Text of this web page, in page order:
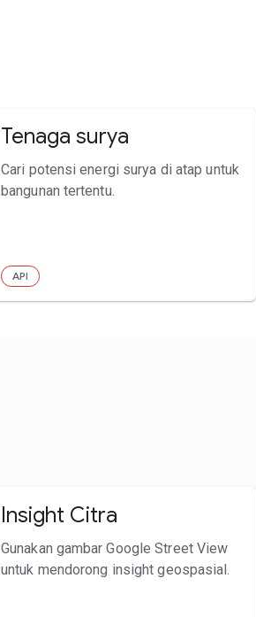
Tenaga surya
Cari potensi energi surya di atap untuk
bangunan tertentu.
API
Insight Citra
Gunakan gambar Google Street View
untuk mendorong insight geospasial.